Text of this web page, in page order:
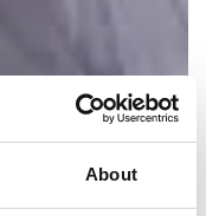
About